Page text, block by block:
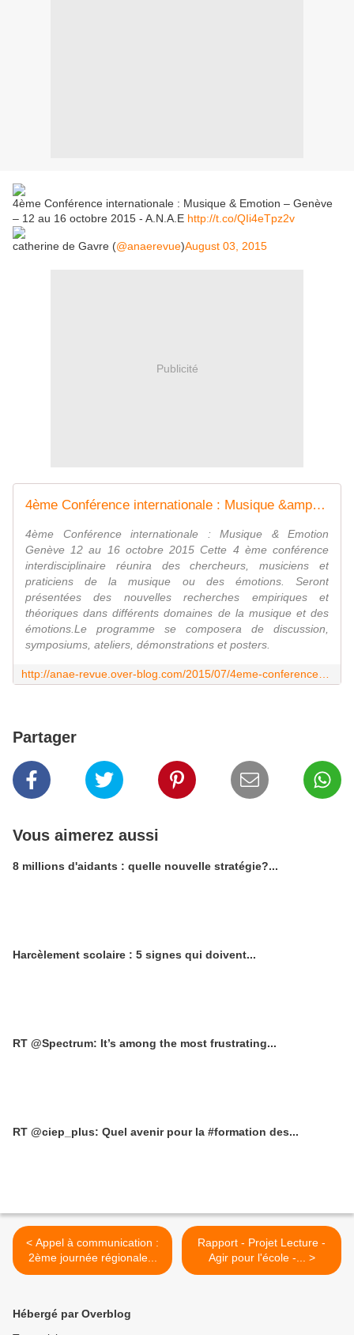
4ème Conférence internationale : Musique & Emotion – Genève
– 12 au 16 octobre 2015 - A.N.A.E http://t.co/QIi4eTpz2v
catherine de Gavre (@anaerevue)August 03, 2015
Publicité
4ème Conférence internationale : Musique &amp; Emotion - Genève - 12 au 16 octobre 2015 - A.N.A.E
4ème Conférence internationale : Musique & Emotion
Genève 12 au 16 octobre 2015 Cette 4 ème conférence
interdisciplinaire réunira des chercheurs, musiciens et
praticiens de la musique ou des émotions. Seront
présentées des nouvelles recherches empiriques et
théoriques dans différents domaines de la musique et des
émotions.Le programme se composera de discussion,
symposiums, ateliers, démonstrations et posters.
Partager
Vous aimerez aussi
8 millions d'aidants : quelle nouvelle stratégie?...
Harcèlement scolaire : 5 signes qui doivent...
RT @Spectrum: It’s among the most frustrating...
RT @ciep_plus: Quel avenir pour la #formation des...
< Appel à communication :
2ème journée régionale...
Rapport - Projet Lecture -
Agir pour l'école -... >
Hébergé par Overblog